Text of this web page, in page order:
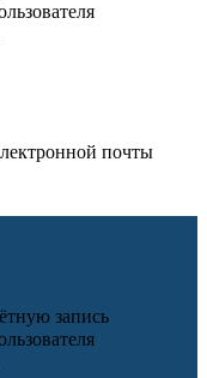
почты
запись